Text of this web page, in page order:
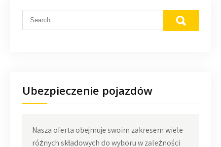
Ubezpieczenie pojazdów
Nasza oferta obejmuje swoim zakresem wiele
różnych składowych do wyboru w zależności